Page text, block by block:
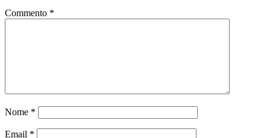
Commento *
Nome *
Email *